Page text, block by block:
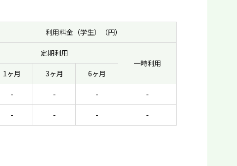
利用料金（学生）（円）
定期利用
一時利用
1ヶ月 3ヶ月 6ヶ月
- - - -
- - - -